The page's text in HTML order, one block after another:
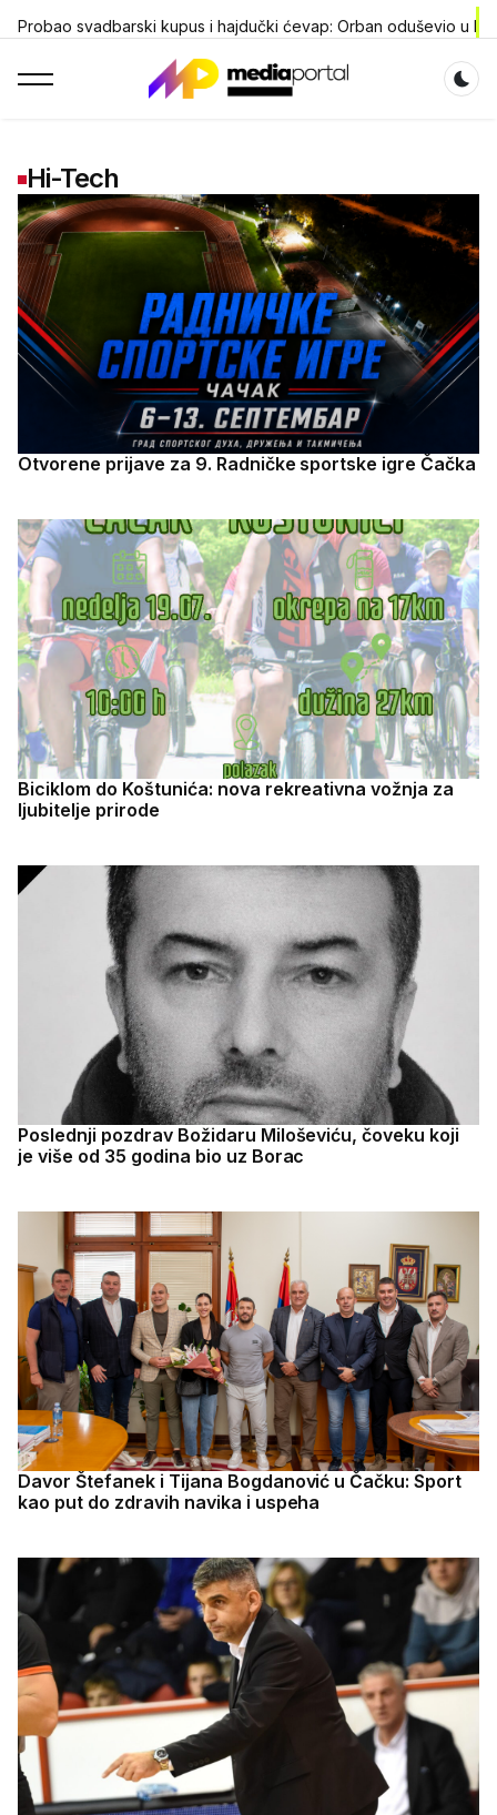
Probao svadbarski kupus i hajdučki ćevap: Orban oduševio u
Hi-Tech
Otvorene prijave za 9. Radničke sportske igre Čačka
Biciklom do Koštunića: nova rekreativna vožnja za
ljubitelje prirode
Poslednji pozdrav Božidaru Miloševiću, čoveku koji
je više od 35 godina bio uz Borac
Davor Štefanek i Tijana Bogdanović u Čačku: Sport
kao put do zdravih navika i uspeha